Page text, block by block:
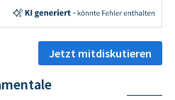
Jetzt mitdiskutieren